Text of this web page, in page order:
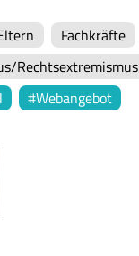
Fachkräfte
Rechtsextremismus
Webangebot